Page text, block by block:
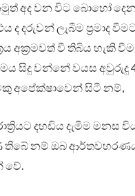
අද වන විට බොහෝ
ද දරුවන් ලැබීම ප්‍රමාද
අක්‍රමවත් වී තිබිය හැකි
සිදු වන්නේ වයස අවුරුදු
අපේක්ෂාවෙන් සිටී නම්,
දහඩිය දැමීම මනස
නම් ඔබ
වේ.